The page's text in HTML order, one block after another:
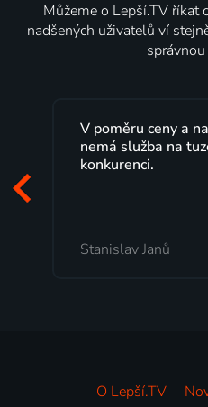
Můžeme o Lepší.TV říkat
nadšených uživatelů ví
Lepší.TV
maximální
programů a
Milada
O Lepší.TV